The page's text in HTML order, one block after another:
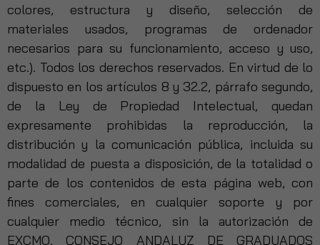
colores, estructura y diseño, selección de
materiales usados, programas de ordenador
necesarios para su funcionamiento, acceso y uso,
etc.). Todos los derechos reservados. En virtud de lo
dispuesto en los artículos 8 y 32.2, párrafo segundo,
de la Ley de Propiedad Intelectual, quedan
expresamente prohibidas la reproducción, la
distribución y la comunicación pública, incluida su
modalidad de puesta a disposición, de la totalidad o
parte de los contenidos de esta página web, con
fines comerciales, en cualquier soporte y por
cualquier medio técnico, sin la autorización de
EXCMO. CONSEJO ANDALUZ DE GRADUADOS